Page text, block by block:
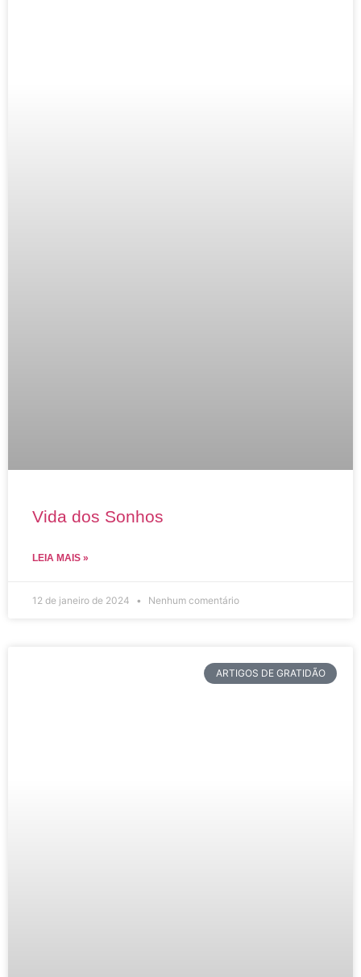
Vida dos Sonhos
LEIA MAIS »
12 de janeiro de 2024 Nenhum comentário
ARTIGOS DE GRATIDÃO